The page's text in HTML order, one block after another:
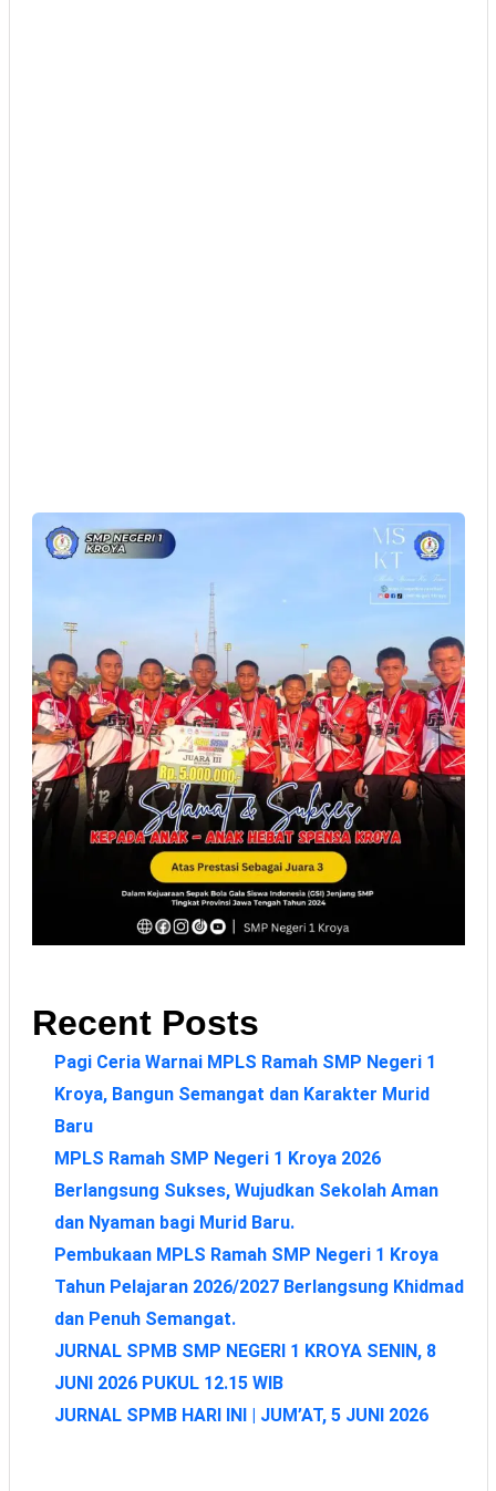
Recent Posts
Pagi Ceria Warnai MPLS Ramah SMP Negeri 1
Kroya, Bangun Semangat dan Karakter Murid
Baru
MPLS Ramah SMP Negeri 1 Kroya 2026
Berlangsung Sukses, Wujudkan Sekolah Aman
dan Nyaman bagi Murid Baru.
Pembukaan MPLS Ramah SMP Negeri 1 Kroya
Tahun Pelajaran 2026/2027 Berlangsung Khidmad
dan Penuh Semangat.
JURNAL SPMB SMP NEGERI 1 KROYA SENIN, 8
JUNI 2026 PUKUL 12.15 WIB
JURNAL SPMB HARI INI | JUM’AT, 5 JUNI 2026